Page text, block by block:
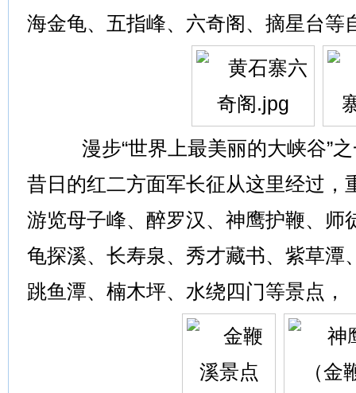
海金龟、五指峰、六奇阁、摘星台等
漫步“世界上最美丽的大峡谷”
昔日的红二方面军长征从这里经过，
游览母子峰、醉罗汉、神鹰护鞭、师
龟探溪、长寿泉、秀才藏书、紫草潭
跳鱼潭、楠木坪、水绕四门等景点，